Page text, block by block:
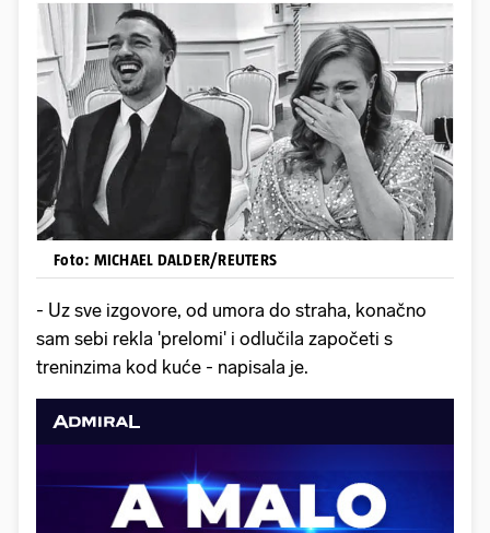
Foto: MICHAEL DALDER/REUTERS
- Uz sve izgovore, od umora do straha, konačno
sam sebi rekla 'prelomi' i odlučila započeti s
treninzima kod kuće - napisala je.